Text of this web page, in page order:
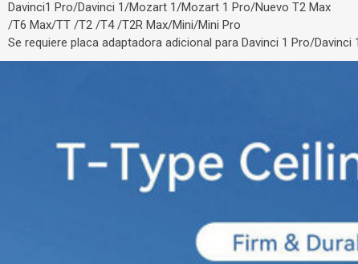
Davinci1 Pro/Davinci 1/Mozart 1/Mozart 1 Pro/Nuevo T2 Max
/T6 Max/TT /T2 /T4 /T2R Max/Mini/Mini Pro
Se requiere placa adaptadora adicional para Davinci 1 Pro/